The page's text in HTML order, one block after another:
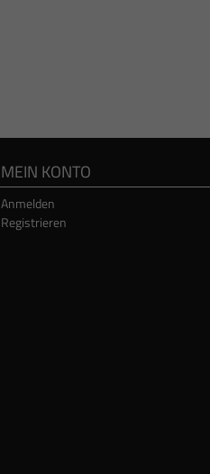
MEIN KONTO
Anmelden
Registrieren